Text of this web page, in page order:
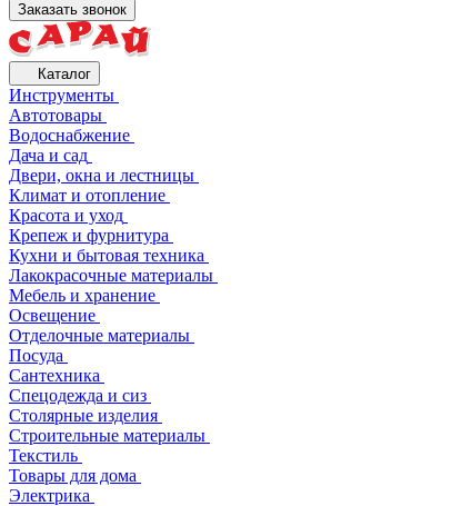
Заказать звонок
Каталог
Инструменты
Автотовары
Водоснабжение
Дача и сад
Двери, окна и лестницы
Климат и отопление
Красота и уход
Крепеж и фурнитура
Кухни и бытовая техника
Лакокрасочные материалы
Мебель и хранение
Освещение
Отделочные материалы
Посуда
Сантехника
Спецодежда и сиз
Столярные изделия
Строительные материалы
Текстиль
Товары для дома
Электрика